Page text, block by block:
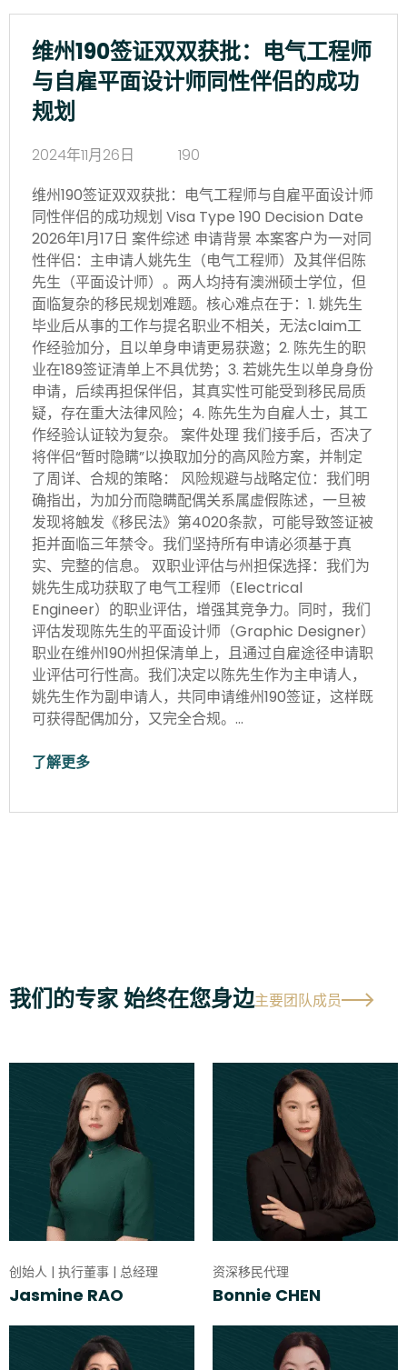
维州190签证双双获批：电气工程师
与自雇平面设计师同性伴侣的成功
规划
2024年11月26日
190
维州190签证双双获批：电气工程师与自雇平面设计师
同性伴侣的成功规划 Visa Type 190 Decision Date
2026年1月17日 案件综述 申请背景 本案客户为一对同
性伴侣：主申请人姚先生（电气工程师）及其伴侣陈
先生（平面设计师）。两人均持有澳洲硕士学位，但
面临复杂的移民规划难题。核心难点在于：1. 姚先生
毕业后从事的工作与提名职业不相关，无法claim工
作经验加分，且以单身申请更易获邀；2. 陈先生的职
业在189签证清单上不具优势；3. 若姚先生以单身身份
申请，后续再担保伴侣，其真实性可能受到移民局质
疑，存在重大法律风险；4. 陈先生为自雇人士，其工
作经验认证较为复杂。 案件处理 我们接手后，否决了
将伴侣“暂时隐瞒”以换取加分的高风险方案，并制定
了周详、合规的策略： 风险规避与战略定位：我们明
确指出，为加分而隐瞒配偶关系属虚假陈述，一旦被
发现将触发《移民法》第4020条款，可能导致签证被
拒并面临三年禁令。我们坚持所有申请必须基于真
实、完整的信息。 双职业评估与州担保选择：我们为
姚先生成功获取了电气工程师（Electrical
Engineer）的职业评估，增强其竞争力。同时，我们
评估发现陈先生的平面设计师（Graphic Designer）
职业在维州190州担保清单上，且通过自雇途径申请职
业评估可行性高。我们决定以陈先生作为主申请人，
姚先生作为副申请人，共同申请维州190签证，这样既
可获得配偶加分，又完全合规。…
了解更多
我们的专家 始终在您身边主要团队成员
创始人 | 执行董事 | 总经理
Jasmine RAO
资深移民代理
Bonnie CHEN